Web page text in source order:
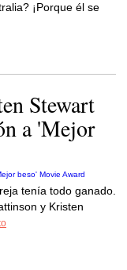
¡Porque él se
Stewart
a 'Mejor
tenía todo ganado.
y Kristen